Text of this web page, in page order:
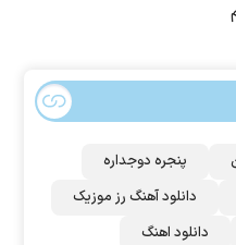
پنجره دوجداره
دانلود آهنگ رز‌ موزیک
دانلود اهنگ